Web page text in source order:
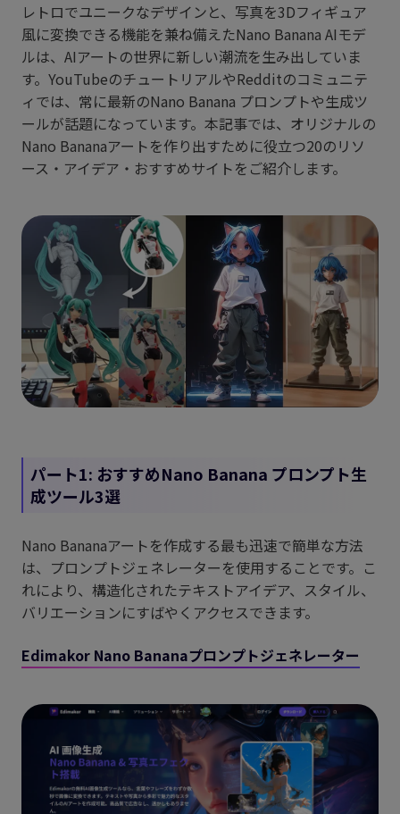
レトロでユニークなデザインと、写真を3Dフィギュア
風に変換できる機能を兼ね備えたNano Banana AIモデ
ルは、AIアートの世界に新しい潮流を生み出していま
す。YouTubeのチュートリアルやRedditのコミュニテ
ィでは、常に最新のNano Banana プロンプトや生成ツ
ールが話題になっています。本記事では、オリジナルの
Nano Bananaアートを作り出すために役立つ20のリソ
ース・アイデア・おすすめサイトをご紹介します。
パート1: おすすめNano Banana プロンプト生
成ツール3選
Nano Bananaアートを作成する最も迅速で簡単な方法
は、プロンプトジェネレーターを使用することです。こ
れにより、構造化されたテキストアイデア、スタイル、
バリエーションにすばやくアクセスできます。
Edimakor Nano Bananaプロンプトジェネレーター